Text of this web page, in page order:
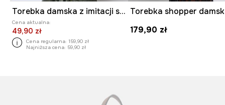
Torebka damska z imitacji skóry
Cena aktualna:
49,90 zł
Cena regularna: 159,90 zł
Najniższa cena: 59,90 zł
Torebka shopper
179,90 zł